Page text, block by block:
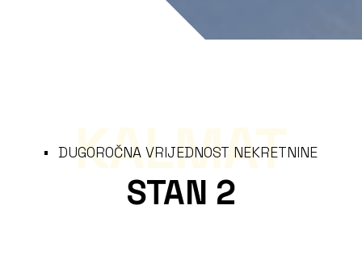
DUGOROČNA VRIJEDNOST NEKRETNINE
STAN 2
KALMAT